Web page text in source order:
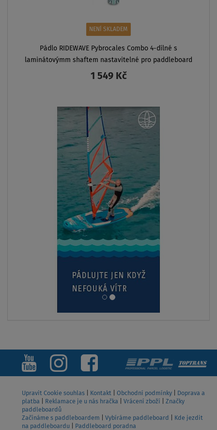
NENÍ SKLADEM
Pádlo RIDEWAVE Pybrocales Combo 4-dílné s
laminátovýmm shaftem nastavitelné pro paddleboard
i kajak
1 549 Kč
ZOBRAZIT
Upravit Cookie souhlas Kontakt Obchodní podmínky
Doprava a
platba
Reklamace je u nás hračka Vrácení zboží
Značky
paddleboardů
Začínáme s paddleboardem
Vybíráme paddleboard
Kde jezdit
na paddleboardu
Paddleboard poradna